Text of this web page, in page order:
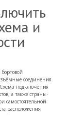
и
соединения.
подключения
а также страны-
самостоятельной
расположения